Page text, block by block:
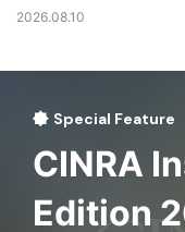
2026.08.10
Special Feature
CINRA
Edition